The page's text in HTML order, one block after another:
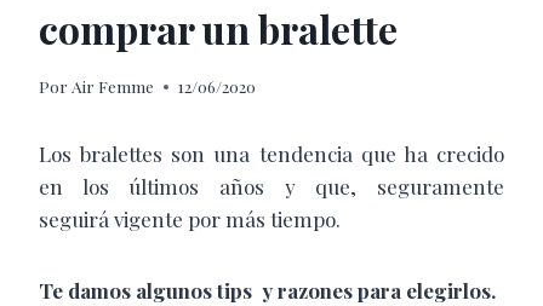
comprar un bralette
Por Air Femme 12/06/2020
Los bralettes son una tendencia que ha crecido
en los últimos años y que, seguramente
seguirá vigente por más tiempo.
Te damos algunos tips y razones para elegirlos.